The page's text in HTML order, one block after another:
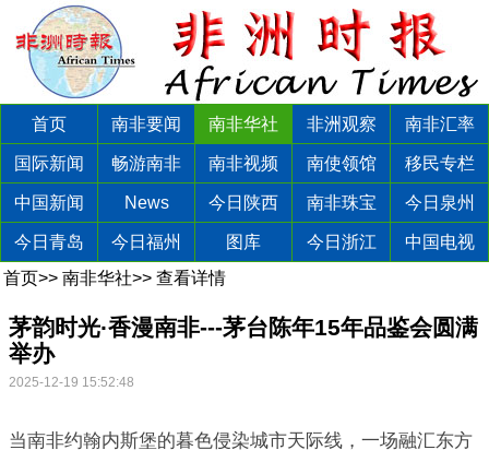
首页 南非要闻 南非华社 非洲观察 南非汇率
国际新闻 畅游南非 南非视频 南使领馆 移民专栏
中国新闻 News 今日陕西 南非珠宝 今日泉州
今日青岛 今日福州 图库 今日浙江
中国电视
首页>> 南非华社>> 查看详情
茅韵时光·香漫南非---茅台陈年15年品鉴会圆满
举办
2025-12-19 15:52:48
当南非约翰内斯堡的暮色侵染城市天际线，一场融汇东方